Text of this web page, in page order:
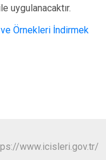
uygulanacaktır.
Örnekleri İndirmek